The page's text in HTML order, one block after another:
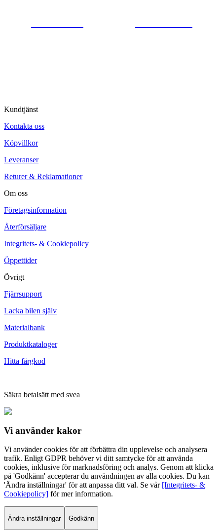
Kundtjänst
Kontakta oss
Köpvillkor
Leveranser
Returer & Reklamationer
Om oss
Företagsinformation
Återförsäljare
Integritets- & Cookiepolicy
Öppettider
Övrigt
Fjärrsupport
Lacka bilen själv
Materialbank
Produktkataloger
Hitta färgkod
Säkra betalsätt med svea
Vi använder kakor
Vi använder cookies för att förbättra din upplevelse och analysera
trafik. Enligt GDPR behöver vi ditt samtycke för att använda
cookies, inklusive för marknadsföring och analys. Genom att klicka
på 'Godkänn' accepterar du användningen av alla cookies. Du kan
'Ändra inställningar' för att anpassa ditt val. Se vår [Integritets- &
Cookiepolicy] för mer information.
Ändra inställningar Godkänn